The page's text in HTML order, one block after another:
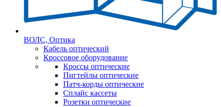
ВОЛС, Оптика
Кабель оптический
Кроссовое оборудование
Кроссы оптические
Пигтейлы оптические
Патч-корды оптические
Сплайс кассеты
Розетки оптические